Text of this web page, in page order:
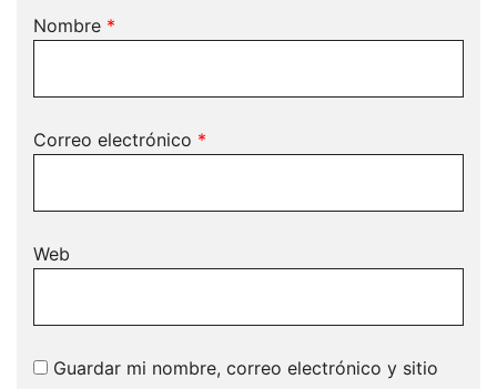
Nombre *
Correo electrónico *
Web
Guardar mi nombre, correo electrónico y sitio